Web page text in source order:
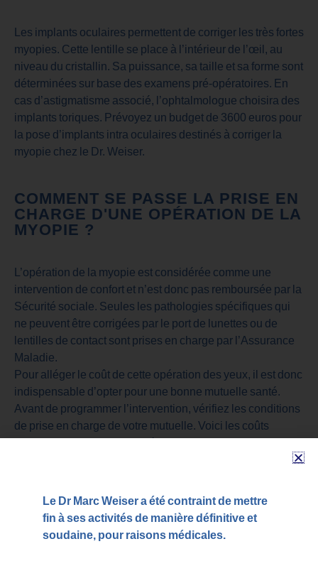
Les implants oculaires permettent de corriger les très fortes
myopies. Cette lentille se place à l’intérieur de l’œil, au
niveau du cristallin. Sa puissance, sa taille et sa forme sont
déterminées sur base des examens pré-opératoires. En
cas d’astigmatisme associé, l’ophtalmologue choisira des
implants toriques. Prévoyez un budget de 3600 euros pour
la pose d’implants intra oculaires destinés à corriger la
myopie chez le Dr. Weiser.
COMMENT SE PASSE LA PRISE EN
CHARGE D'UNE OPÉRATION DE LA
MYOPIE ?
L’opération de la myopie est considérée comme une
intervention de confort et n’est donc pas remboursée par la
Sécurité sociale. Seules les pathologies spécifiques qui
ne peuvent être corrigées par le port de lunettes ou de
lentilles de contact sont prises en charge par l’Assurance
Maladie.
Pour alléger le coût de cette opération des yeux, il est donc
indispensable d’opter pour une bonne mutuelle santé.
Avant de programmer l’intervention, vérifiez les conditions
de prise en charge de votre mutuelle. Voici les coûts
qu’elle doit couvrir dans l’idéal :
vérifier que vous êtes éligible à une chirurgie des yeux. Il
est en effet déconseillé de se faire opérer en cas
d’anomalie de la cornée. Ce bilan pré-opératoire permet
également de déterminer la technique la plus appropriée.
Le Dr Marc Weiser a été contraint de mettre
fin à ses activités de manière définitive et
soudaine, pour raisons médicales.